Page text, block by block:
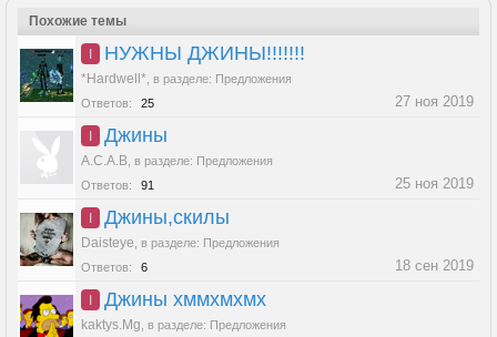
Похожие темы
I НУЖНЫ ДЖИНЫ!!!!!!!
*Hardwell* в разделе: Предложения
Ответов:
25 27 ноя 2019
I Джины
A.C.A.B в разделе: Предложения
Ответов:
91 25 ноя 2019
I Джины,скилы
Daisteye в разделе: Предложения
Ответов:
6 18 сен 2019
I Джины хммхмхмх
kaktys.Mg в разделе: Предложения